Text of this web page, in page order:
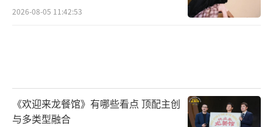
2026-08-05 11:42:53
《欢迎来龙餐馆》有哪些看点 顶配主创
与多类型融合